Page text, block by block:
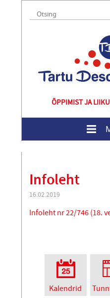
ÕPPIMIST JA
Infoleht
16.02.2019
Infoleht nr 22/746 (18.
Kalendrid